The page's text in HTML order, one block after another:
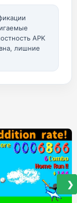
APK
лишние
❯